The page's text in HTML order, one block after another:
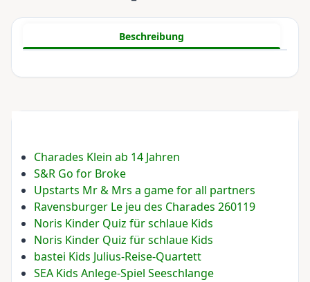
Beschreibung
Charades Klein ab 14 Jahren
S&R Go for Broke
Upstarts Mr & Mrs a game for all partners
Ravensburger Le jeu des Charades 260119
Noris Kinder Quiz für schlaue Kids
Noris Kinder Quiz für schlaue Kids
bastei Kids Julius-Reise-Quartett
SEA Kids Anlege-Spiel Seeschlange